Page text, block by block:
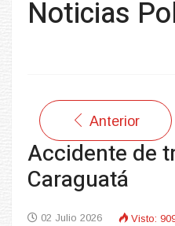
Noticias
Anterior
Accidente de
Caraguatá
02 Julio 2026 Visto: